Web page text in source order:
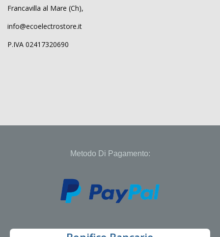
Francavilla al Mare (Ch),
info@ecoelectrostore.it
P.IVA 02417320690
Metodo Di Pagamento: